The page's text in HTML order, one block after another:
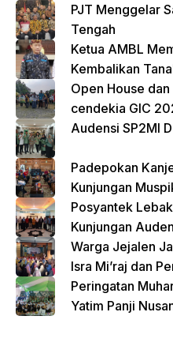
PJT Menggelar
Tengah
Ketua AMBL
Kembalikan
Lampung
Open House
cendekia GIC
dan Bazar Kreatif
Audensi SP2MI
Padepokan
Kunjungan
atas Kontribusi
Posyantek
Kunjungan
Warga Jejalen
Isra Mi’raj dan
Ramadhan
Peringatan
Yatim Panji